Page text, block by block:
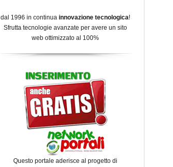
dal 1996 in continua innovazione tecnologica!
Sfrutta tecnologie avanzate per avere un sito
web ottimizzato al 100%
Questo portale aderisce al progetto di